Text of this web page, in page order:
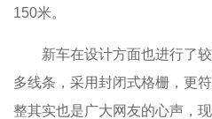
150米。
新车在设计方面也进行了
多线条，采用封闭式格栅，更
整其实也是广大网友的心声，